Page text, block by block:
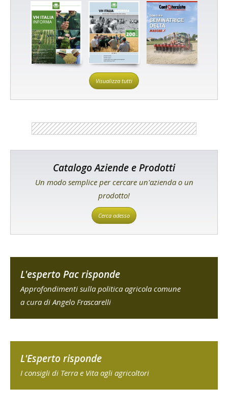
Visualizza tutti
Catalogo Aziende e Prodotti
Un modo semplice per cercare un'azienda o un
prodotto!
Cerca adesso
L'esperto Pac risponde
Approfondimenti sulla politica agricola comune
a cura di Angelo Frascarelli
L'Esperto risponde
I consigli di Terra e Vita agli agricoltori